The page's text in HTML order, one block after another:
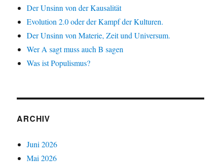
Der Unsinn von der Kausalität
Evolution 2.0 oder der Kampf der Kulturen.
Der Unsinn von Materie, Zeit und Universum.
Wer A sagt muss auch B sagen
Was ist Populismus?
ARCHIV
Juni 2026
Mai 2026